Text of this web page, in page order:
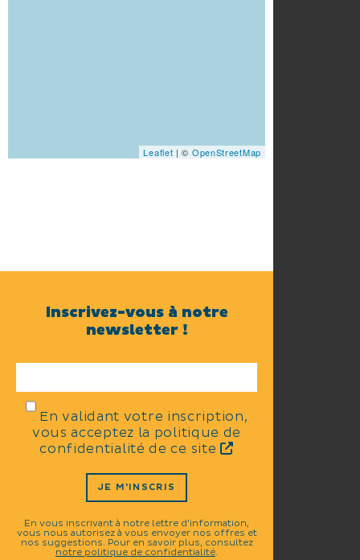
Leaflet | © OpenStreetMap
Inscrivez-vous à notre
newsletter !
En validant votre inscription,
vous acceptez la politique de
confidentialité de ce site
JE M'INSCRIS
En vous inscrivant à notre lettre d'information,
vous nous autorisez à vous envoyer nos offres et
nos suggestions. Pour en savoir plus, consultez
notre politique de confidentialité.